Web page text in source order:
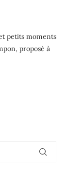
petits moments
proposé à